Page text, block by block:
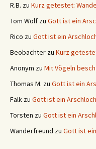
R.B. zu Kurz getestet:
Tom Wolf zu Gott ist ein
Rico zu Gott ist ein
Beobachter zu Kurz
Anonym zu Mit Vögeln
Thomas M. zu Gott ist ein
Falk zu Gott ist ein Arschloch
Torsten zu Gott ist ein
Wanderfreund zu Gott ist